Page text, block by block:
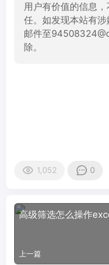
用户有价值的信息
任。如发现本站有
邮件至
除。
1,052 0
高级筛选怎么操作
上一篇